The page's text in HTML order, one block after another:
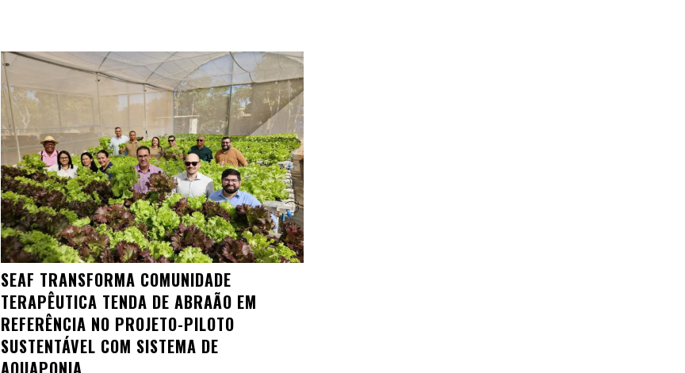
SEAF TRANSFORMA COMUNIDADE
TERAPÊUTICA TENDA DE ABRAÃO EM
REFERÊNCIA NO PROJETO-PILOTO
SUSTENTÁVEL COM SISTEMA DE